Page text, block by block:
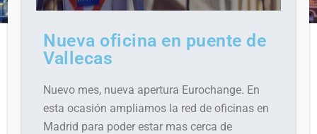
Nueva oficina en puente de
Vallecas
Nuevo mes, nueva apertura Eurochange. En
esta ocasión ampliamos la red de oficinas en
Madrid para poder estar mas cerca de